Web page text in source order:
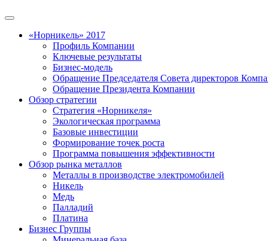
«Норникель» 2017
Профиль Компании
Ключевые результаты
Бизнес-модель
Обращение Председателя Совета директоров
Обращение Президента Компании
Обзор стратегии
Стратегия «Норникеля»
Экологическая программа
Базовые инвестиции
Формирование точек роста
Программа повышения эффективности
Обзор рынка металлов
Металлы в производстве электромобилей
Никель
Медь
Палладий
Платина
Бизнес Группы